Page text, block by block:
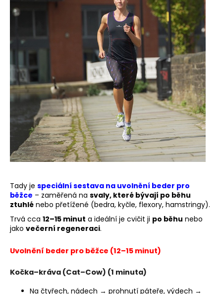
Tady je speciální sestava na uvolnění beder pro
běžce – zaměřená na svaly, které bývají po běhu
ztuhlé nebo přetížené (bedra, kyčle, flexory, hamstringy).
Trvá cca 12–15 minut a ideální je cvičit ji po běhu nebo
jako večerní regeneraci.
Uvolnění beder pro běžce (12–15 minut)
Kočka–kráva (Cat–Cow) (1 minuta)
Na čtyřech, nádech → prohnutí páteře, výdech →